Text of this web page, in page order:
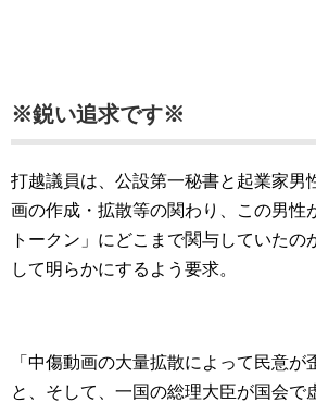
※鋭い追求です※
打越議員は、公設第一秘書と起業家男
画の作成・拡散等の関わり、この男性
トークン」にどこまで関与していたの
して明らかにするよう要求。
「中傷動画の大量拡散によって民意が
と、そして、一国の総理大臣が国会で